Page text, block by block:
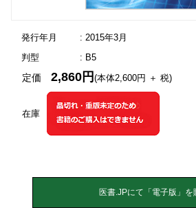
発行年月
: 2015年3月
判型
: B5
在庫
定価2,860円(本体2,600円 ＋ 税)